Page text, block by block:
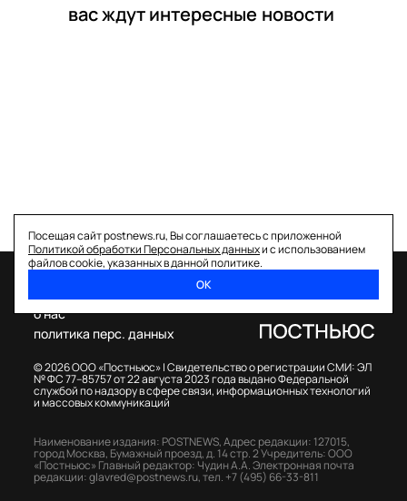
вас ждут интересные новости
Посещая сайт postnews.ru, Вы соглашаетесь с приложенной
Политикой обработки Персональных данныхи с использованием
файлов cookie, указанных в данной политике.
ОК
© 2026 ООО «Постньюс» |Свидетельство о регистрации СМИ: ЭЛ
№ ФС 77–85757 от 22 августа 2023 года выдано Федеральной
службой по надзору в сфере связи, информационных технологий
и массовых коммуникаций
о нас
политика перс. данных
Наименование издания: POSTNEWS,Адрес редакции: 127015,
город Москва, Бумажный проезд, д. 14 стр. 2Учредитель: ООО
«Постньюс» Главный редактор: Чудин А.А.Электронная почта
редакции:glavred@postnews.ru,тел. +7 (495) 66-33-811